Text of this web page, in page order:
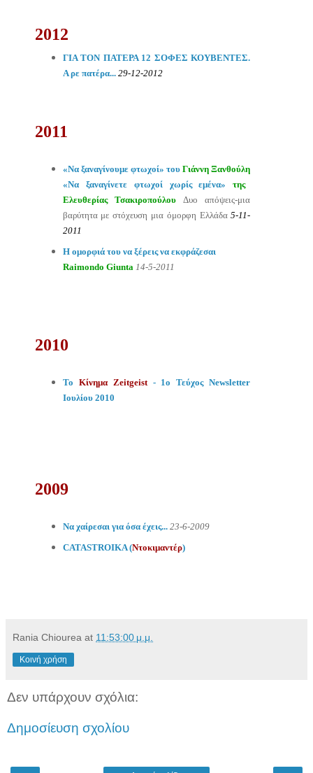
2012
ΓΙΑ ΤΟΝ ΠΑΤΕΡΑ 12 ΣΟΦΕΣ ΚΟΥΒΕΝΤΕΣ.
Α ρε πατέρα... 29-12-2012
2011
«Να ξαναγίνουμε φτωχοί»τουΓιάννη Ξανθούλη
«Να ξαναγίνετε φτωχοί χωρίς εμένα»
της
Ελευθερίας Τσακιροπούλου Δυο απόψεις-μια
βαρύτητα με στόχευση μια όμορφη Ελλάδα5-11-
2011
Η ομορφιά του να ξέρεις να εκφράζεσαι
Raimondo Giunta 14-5-2011
2010
Το Κίνημα Zeitgeist- 1o ΤεύχοςNewsletter
Ιουλίου 2010
2009
Να χαίρεσαι για όσα έχεις...23-6-2009
CATASTROIKA (Nτοκιμαντέρ)
Rania Chiourea at 11:53:00 μ.μ.
Κοινή χρήση
Δεν υπάρχουν σχόλια:
Δημοσίευση σχολίου